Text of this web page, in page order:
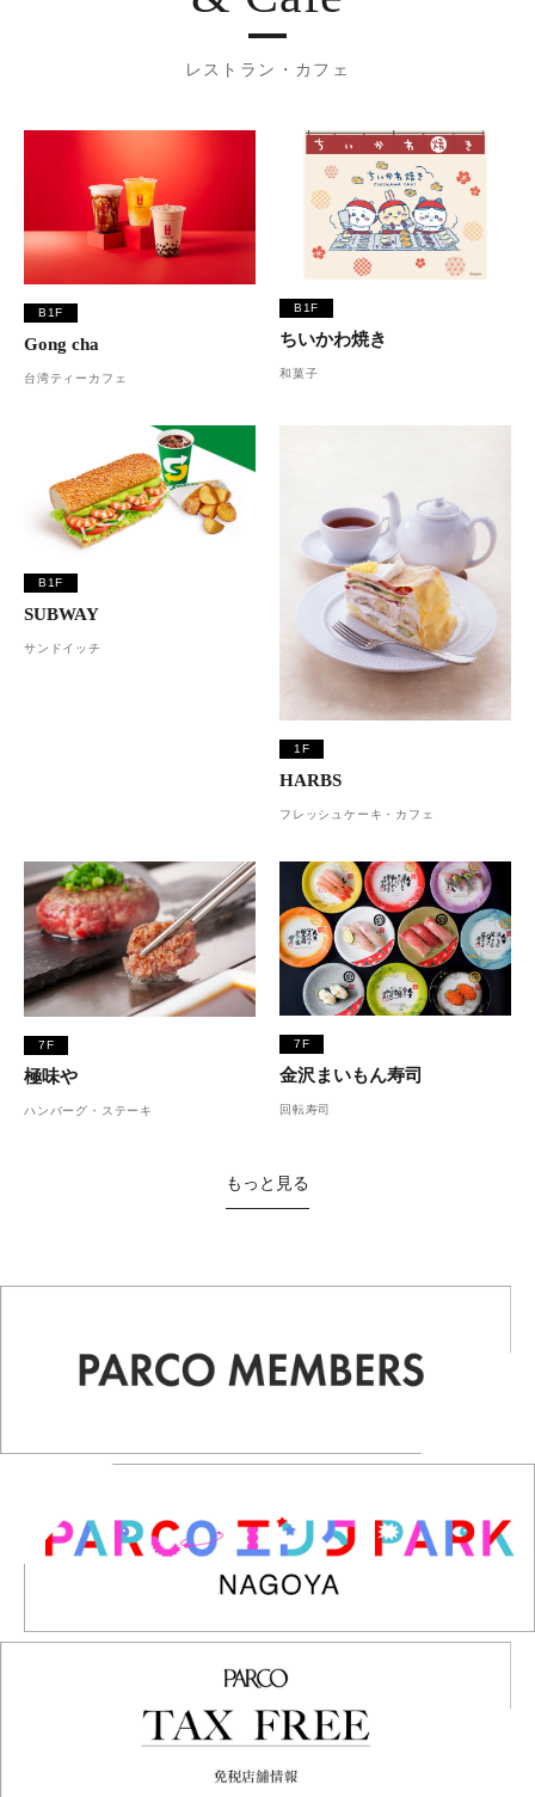
レストラン・カフェ
B1F
Gong cha
台湾ティーカフェ
B1F
ちいかわ焼き
和菓子
B1F
SUBWAY
サンドイッチ
1F
HARBS
フレッシュケーキ・カフェ
7F
極味や
ハンバーグ・ステーキ
7F
金沢まいもん寿司
回転寿司
もっと見る